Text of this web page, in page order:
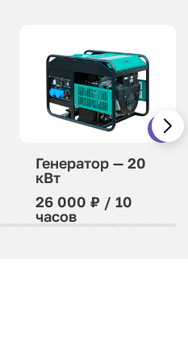
Генератор — 20
кВт
26 000 ₽ / 10
часов